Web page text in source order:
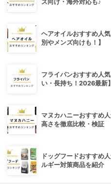
ズ向け・海外対応も♪
ヘアオイルおすすめ人
別やメンズ向けも！】
フライパンおすすめ人
い・長持ち！2026最新】
マヌカハニーおすすめ
高さを徹底比較・検証
ドッグフードおすすめ
ルギー対策商品を紹介